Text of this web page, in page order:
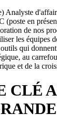
Analyste
(poste en
de nos
les équipes
qui
au
et de la
CLÉ